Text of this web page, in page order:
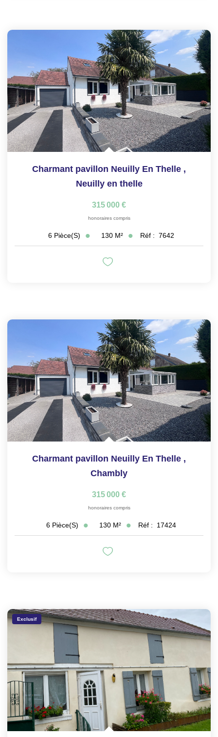
Charmant pavillon Neuilly En Thelle ,
Neuilly en thelle
315 000 €
honoraires compris
6 Pièce(s) 130 M² Réf : 7642
Charmant pavillon Neuilly En Thelle ,
Chambly
315 000 €
honoraires compris
6 Pièce(s) 130 M² Réf : 17424
Exclusif